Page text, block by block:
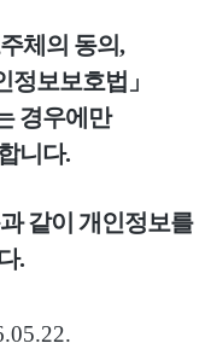
체의 동의,
정보보호법 」
경우에만
니다.
같이 개인정보를
.